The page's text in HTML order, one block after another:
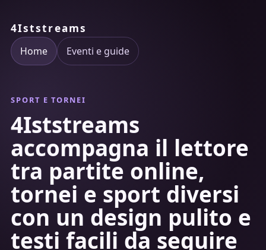
4Iststreams
Home Eventi e guide
SPORT E TORNEI
4Iststreams
accompagna il lettore
tra partite online,
tornei e sport diversi
con un design pulito e
testi facili da seguire